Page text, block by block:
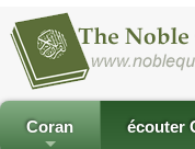
Coran
écouter